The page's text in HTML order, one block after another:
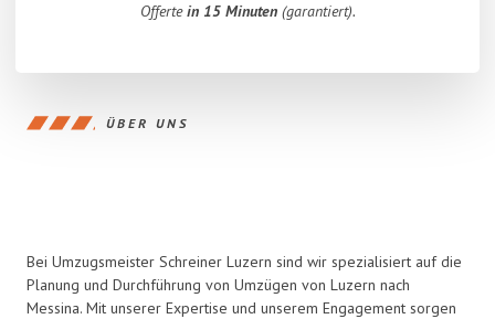
Offertein 15 Minuten(garantiert).
ÜBER UNS
Bei Umzugsmeister Schreiner Luzern sind wir spezialisiert auf die
Planung und Durchführung von Umzügen von Luzern nach
Messina. Mit unserer Expertise und unserem Engagement sorgen